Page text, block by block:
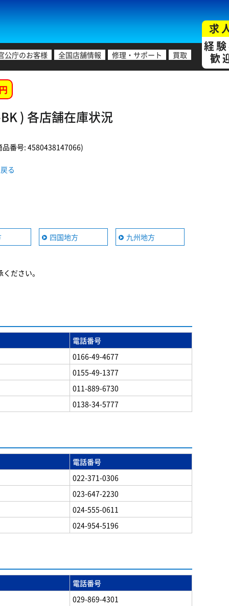
公庁のお客様 全国店舗情報 修理・サポート 買取
求
経
歓
) 各店舗在庫状況
品番号: 4580438147066)
る
四国地方 九州地方
ださい。
電話番号
0166-49-4677
0155-49-1377
011-889-6730
0138-34-5777
電話番号
022-371-0306
023-647-2230
024-555-0611
024-954-5196
電話番号
029-869-4301